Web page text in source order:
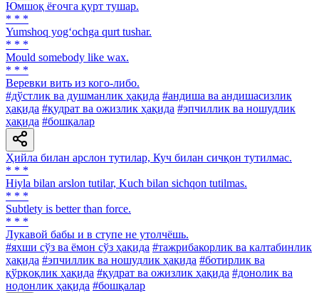
Юмшоқ ёғочга қурт тушар.
* * *
Yumshoq yog‘ochga qurt tushar.
* * *
Mould somebody like wax.
* * *
Веревки вить из кого-либо.
#дўстлик ва душманлик ҳақида #андиша ва андишасизлик
ҳақида #қудрат ва ожизлик ҳақида #эпчиллик ва ношудлик
ҳақида #бошқалар
Ҳийла билан арслон тутилар, Куч билан сичқон тутилмас.
* * *
Hiyla bilan arslon tutilar, Kuch bilan sichqon tutilmas.
* * *
Subtlety is better than force.
* * *
Лукавой бабы и в ступе не утолчёшь.
#яхши сўз ва ёмон сўз ҳақида #тажрибакорлик ва калтабинлик
ҳақида #эпчиллик ва ношудлик ҳақида #ботирлик ва
қўрқоқлик ҳақида #қудрат ва ожизлик ҳақида #донолик ва
нодонлик ҳақида #бошқалар